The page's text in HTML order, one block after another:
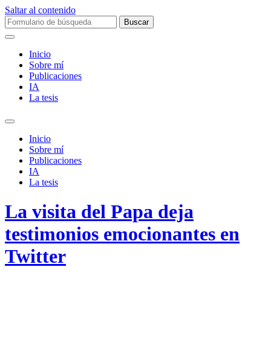
Saltar al contenido
Buscar:
Inicio
Sobre mí­
Publicaciones
IA
La tesis
Alternar
campo
búsqueda
Inicio
Sobre mí­
Publicaciones
IA
La tesis
La visita del Papa deja
testimonios emocionantes en
Twitter